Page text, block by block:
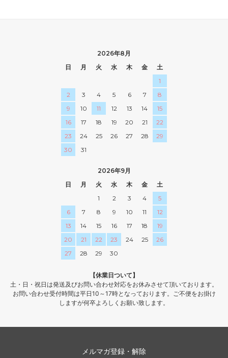
2026年8月
日
月 火 水 木 金
土
1
2
3 4 5 6 7
8
9
10 11 12 13 14
15
16
17 18 19 20 21
22
23
24 25 26 27 28
29
30
31
2026年9月
日
月 火 水 木 金
土
1
2 3 4
5
6
7 8 9 10 11
12
13
14 15 16 17 18
19
20
21 22 23 24 25
26
27
28 29 30
【休業日ついて】
土・日・祝日は発送及びお問い合わせ対応をお休みさせて頂いております。
お問い合わせ受付時間は平日10～17時となっております。ご不便をお掛け
しますが何卒よろしくお願い致します。
メルマガ登録・解除